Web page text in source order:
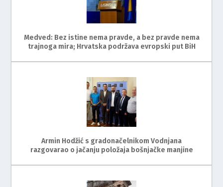
Medved: Bez istine nema pravde, a bez pravde nema
trajnoga mira; Hrvatska podržava evropski put BiH
Armin Hodžić s gradonačelnikom Vodnjana
razgovarao o jačanju položaja bošnjačke manjine